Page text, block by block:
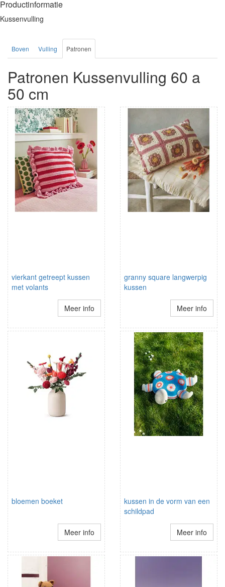
Productinformatie
Kussenvulling
Boven Vulling Patronen
Patronen Kussenvulling 60 a
50 cm
vierkant getreept kussen
met volants
Meer info
granny square langwerpig
kussen
Meer info
bloemen boeket
Meer info
kussen in de vorm van een
schildpad
Meer info